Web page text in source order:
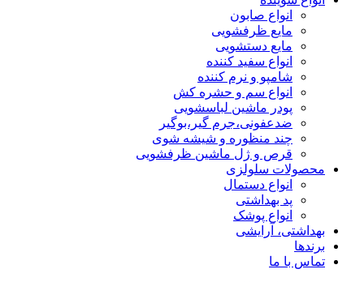
انواع صابون
مایع ظرفشویی
مایع دستشویی
انواع سفید کننده
شامپو و نرم کننده
انواع سم و حشره کش
پودر ماشین لباسشویی
ضدعفونی،جرم گیر،بوگیر
چند منظوره و شیشه شوی
قرص و ژل ماشین ظرفشویی
محصولات سلولزی
انواع دستمال
پد بهداشتی
انواع پوشک
بهداشتی، آرایشی
برندها
تماس با ما